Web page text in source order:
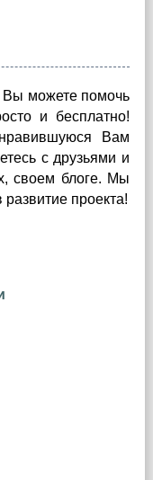
Вы можете помочь
и бесплатно!
Вам
с друзьями и
своем блоге. Мы
проекта!